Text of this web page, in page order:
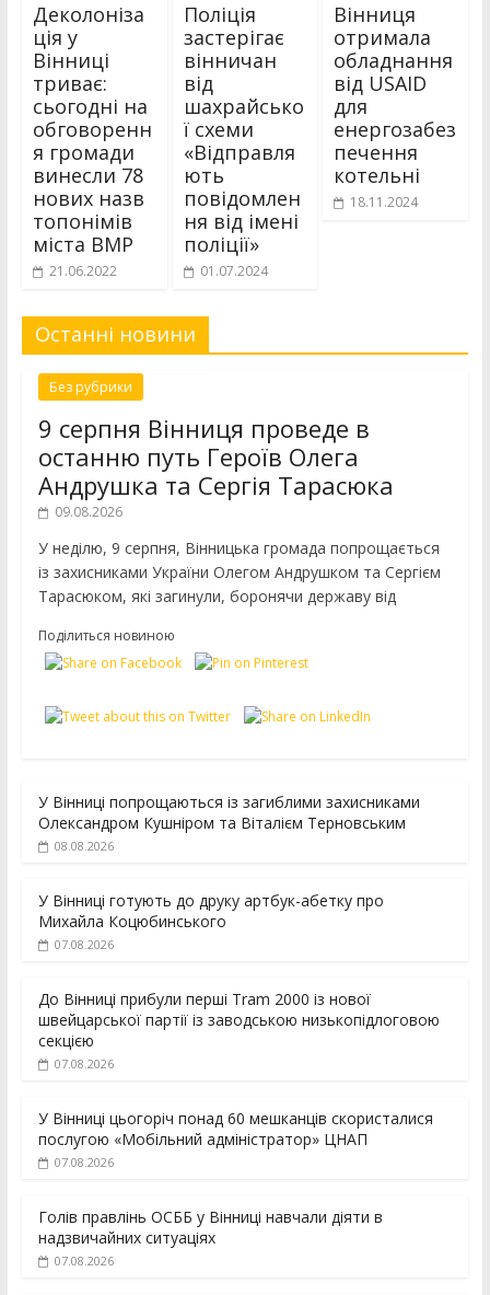
Деколоніза
ція у
Вінниці
триває:
сьогодні на
обговоренн
я громади
винесли 78
нових назв
топонімів
міста ВМР
21.06.2022
Поліція
застерігає
вінничан
від
шахрайсько
ї схеми
«Відправля
ють
повідомлен
ня від імені
поліції»
01.07.2024
Вінниця
отримала
обладнання
від USAID
для
енергозабез
печення
котельні
18.11.2024
Останні новини
Без рубрики
9 серпня Вінниця проведе в
останню путь Героїв Олега
Андрушка та Сергія Тарасюка
09.08.2026
У неділю, 9 серпня, Вінницька громада попрощається
із захисниками України Олегом Андрушком та Сергієм
Тарасюком, які загинули, боронячи державу від
Поділиться новиною
У Вінниці попрощаються із загиблими захисниками
Олександром Кушніром та Віталієм Терновським
08.08.2026
У Вінниці готують до друку артбук-абетку про
Михайла Коцюбинського
07.08.2026
До Вінниці прибули перші Tram 2000 із нової
швейцарської партії із заводською низькопідлоговою
секцією
07.08.2026
У Вінниці цьогоріч понад 60 мешканців скористалися
послугою «Мобільний адміністратор» ЦНАП
07.08.2026
Голів правлінь ОСББ у Вінниці навчали діяти в
надзвичайних ситуаціях
07.08.2026